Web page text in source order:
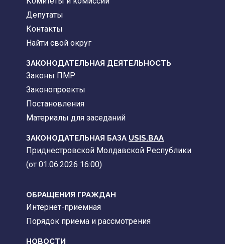
Депутаты
Контакты
Найти свой округ
ЗАКОНОДАТЕЛЬНАЯ ДЕЯТЕЛЬНОСТЬ
Законы ПМР
Законопроекты
Постановления
Материалы для заседаний
ЗАКОНОДАТЕЛЬНАЯ БАЗА USIS.BAA
Приднестровской Молдавской Республики
(от 01.06.2026 16:00)
ОБРАЩЕНИЯ ГРАЖДАН
Интернет-приемная
Порядок приема и рассмотрения
НОВОСТИ